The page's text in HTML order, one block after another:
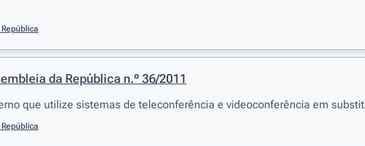
da República n.º 36/2011
que utilize sistemas de teleconferência e videoconferência em